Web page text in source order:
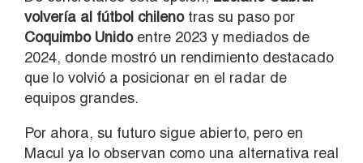
volvería al fútbol chilenotras su paso por
Coquimbo Unidoentre 2023 y mediados de
2024, donde mostró un rendimiento destacado
que lo volvió a posicionar en el radar de
equipos grandes.
Por ahora, su futuro sigue abierto, pero en
Macul ya lo observan como una alternativa real